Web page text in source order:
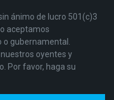
ánimo de lucro 501(c)3
aceptamos
gubernamental.
oyentes y
Por favor, haga su